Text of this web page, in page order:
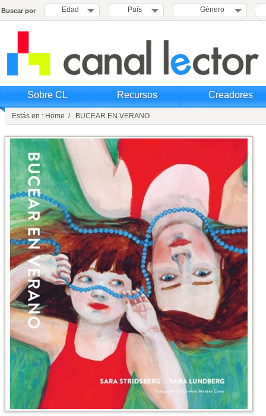
Buscar por Edad País Género
Sobre CL Recursos Creadores
Estás en : Home / BUCEAR EN VERANO